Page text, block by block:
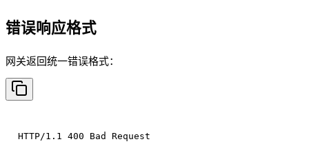
错误响应格式
网关返回统一错误格式：
HTTP/1.1 400 Bad Request